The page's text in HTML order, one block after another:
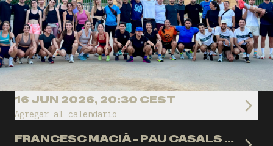
16 JUN 2026, 20:30 CEST
Agregar al calendario
FRANCESC MACIÀ - PAU CASALS (BARCELONA)